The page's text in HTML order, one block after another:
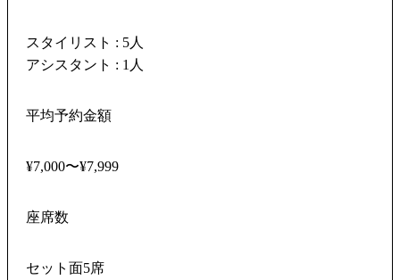
スタイリスト : 5人
アシスタント : 1人
平均予約金額
¥7,000〜¥7,999
座席数
セット面5席